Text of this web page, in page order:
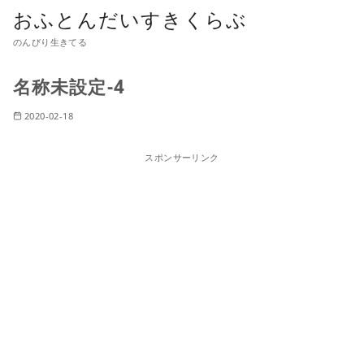
おふとんだいすきくらぶ
のんびり生きてる
名称未設定-4
2020-02-18
スポンサーリンク